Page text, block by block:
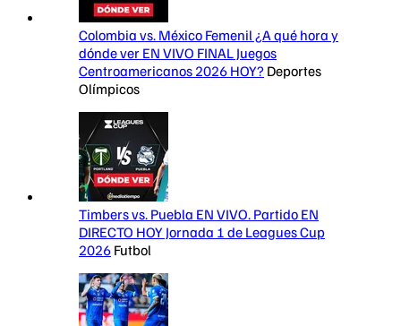
Colombia vs. México Femenil ¿A qué hora y
dónde ver EN VIVO FINAL Juegos
Centroamericanos 2026 HOY? Deportes
Olímpicos
Timbers vs. Puebla EN VIVO. Partido EN
DIRECTO HOY Jornada 1 de Leagues Cup
2026 Futbol